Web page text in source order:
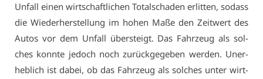
Un­fall ei­nen wirt­schaft­li­chen To­tal­scha­den er­lit­ten, so­dass
die Wie­der­her­stel­lung im ho­hen Ma­ße den Zeit­wert des
Au­tos vor dem Un­fall über­steigt. Das Fahr­zeug als sol­
ches konn­te je­doch noch zu­rück­ge­ge­ben wer­den. Un­er­
heb­lich ist da­bei, ob das Fahr­zeug als sol­ches un­ter wirt­